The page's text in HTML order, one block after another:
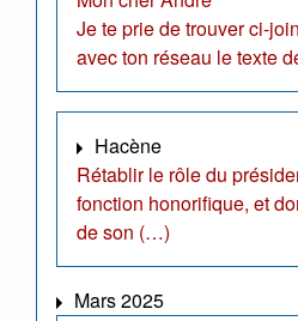
Je te prie de trouver ci-
avec ton réseau le texte
Hacène
Rétablir le rôle du
fonction honorifique, et
de son (…)
Mars 2025